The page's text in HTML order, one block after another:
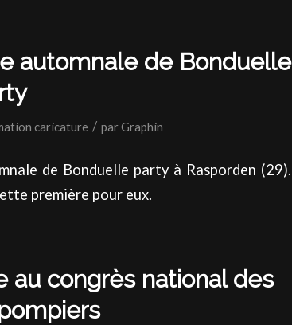
automnale de Bonduelle
caricature / parGraphin
de Bonduelle party à Rasporden (29).
première pour eux.
au congrès national des